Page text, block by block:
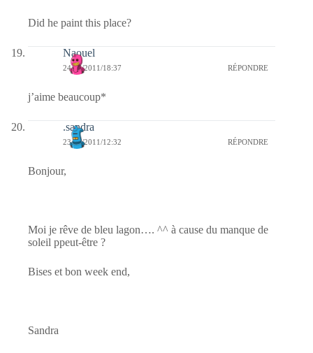
Did he paint this place?
Naouel
24/07/2011/18:37 RÉPONDRE
j’aime beaucoup*
.sandra
23/07/2011/12:32 RÉPONDRE
Bonjour,
Moi je rêve de bleu lagon…. ^^ à cause du manque de
soleil ppeut-être ?
Bises et bon week end,
Sandra